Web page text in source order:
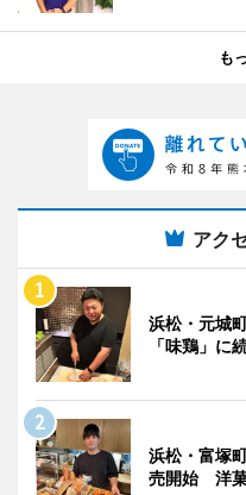
も
アク
浜松・元城
「味鶏」に
浜松・富塚
売開始 洋菓